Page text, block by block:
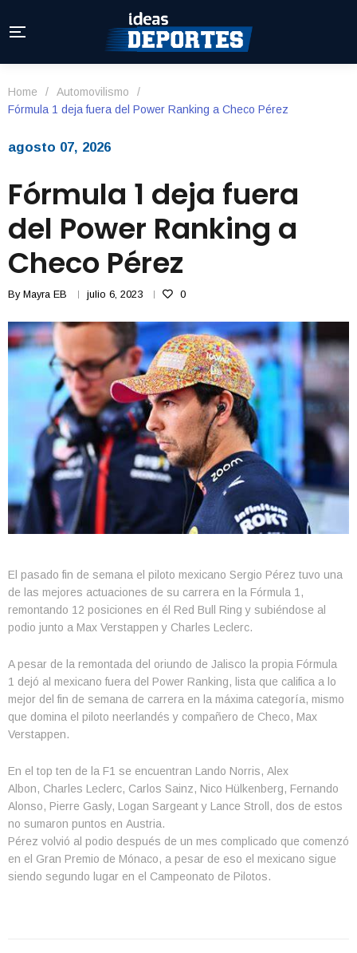
Home / Automovilismo
/
Fórmula 1 deja fuera del Power Ranking a Checo Pérez
agosto 07, 2026
Fórmula 1 deja fuera
del Power Ranking a
Checo Pérez
By Mayra EB julio 6, 2023 0
El pasado fin de semana el piloto mexicano Sergio Pérez tuvo una
de las mejores actuaciones de su carrera en la Fórmula 1,
remontando 12 posiciones en él Red Bull Ring y subiéndose al
podio junto a Max Verstappen y Charles Leclerc.
A pesar de la remontada del oriundo de Jalisco la propia Fórmula
1 dejó al mexicano fuera del Power Ranking, lista que califica a lo
mejor del fin de semana de carrera en la máxima categoría, mismo
que domina el piloto neerlandés y compañero de Checo, Max
Verstappen.
En el top ten de la F1 se encuentran Lando Norris, Alex
Albon, Charles Leclerc, Carlos Sainz, Nico Hülkenberg, Fernando
Alonso, Pierre Gasly, Logan Sargeant y Lance Stroll, dos de estos
no sumaron puntos en Austria.
Pérez volvió al podio después de un mes complicado que comenzó
en el Gran Premio de Mónaco, a pesar de eso el mexicano sigue
siendo segundo lugar en el Campeonato de Pilotos.